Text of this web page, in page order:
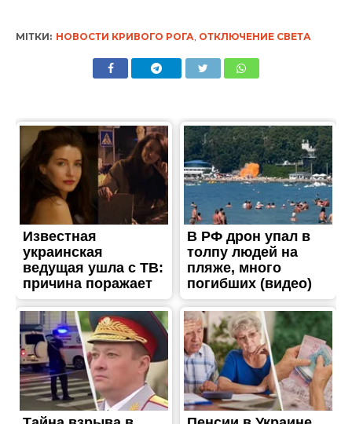
МІТКИ: НОВОСТИ КРИВОГО РОГА ОТКЛЮЧЕНИЕ СВЕТА